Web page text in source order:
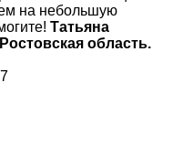
на небольшую
Татьяна
область.